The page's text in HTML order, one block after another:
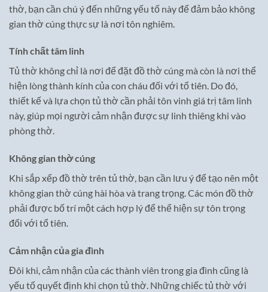
thờ, bạn cần chú ý đến những yếu tố này để đảm bảo không
gian thờ cúng thực sự là nơi tôn nghiêm.
Tính chất tâm linh
Tủ thờ không chỉ là nơi để đặt đồ thờ cúng mà còn là nơi thể
hiện lòng thành kính của con cháu đối với tổ tiên. Do đó,
thiết kế và lựa chọn tủ thờ cần phải tôn vinh giá trị tâm linh
này, giúp mọi người cảm nhận được sự linh thiêng khi vào
phòng thờ.
Không gian thờ cúng
Khi sắp xếp đồ thờ trên tủ thờ, bạn cần lưu ý để tạo nên một
không gian thờ cúng hài hòa và trang trọng. Các món đồ thờ
phải được bố trí một cách hợp lý để thể hiện sự tôn trọng
đối với tổ tiên.
Cảm nhận của gia đình
Đôi khi, cảm nhận của các thành viên trong gia đình cũng là
yếu tố quyết định khi chọn tủ thờ. Những chiếc tủ thờ với